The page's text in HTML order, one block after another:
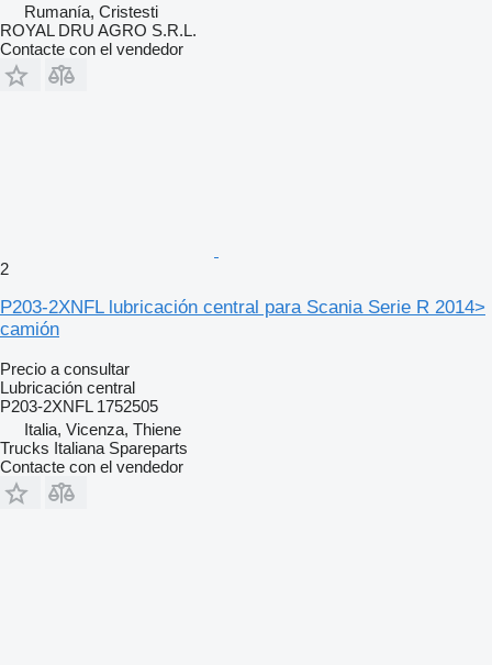
Rumanía, Cristesti
ROYAL DRU AGRO S.R.L.
Contacte con el vendedor
2
P203-2XNFL lubricación central para Scania Serie R 2014>
camión
Precio a consultar
Lubricación central
P203-2XNFL 1752505
Italia, Vicenza, Thiene
Trucks Italiana Spareparts
Contacte con el vendedor